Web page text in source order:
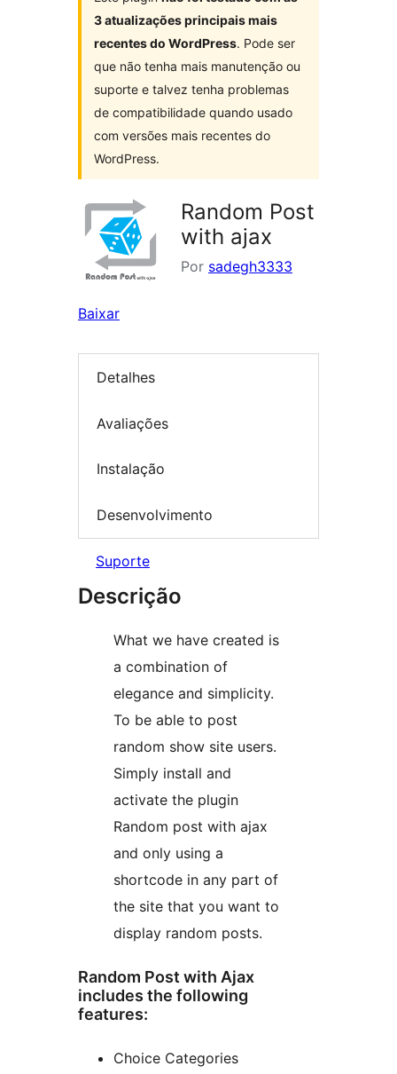
3 atualizações principais mais
recentes do WordPress. Pode ser
que não tenha mais manutenção ou
suporte e talvez tenha problemas
de compatibilidade quando usado
com versões mais recentes do
WordPress.
Random Post
with ajax
Por sadegh3333
Baixar
Detalhes
Avaliações
Instalação
Desenvolvimento
Suporte
Descrição
What we have created is
a combination of
elegance and simplicity.
To be able to post
random show site users.
Simply install and
activate the plugin
Random post with ajax
and only using a
shortcode in any part of
the site that you want to
display random posts.
Random Post with Ajax
includes the following
features:
Choice Categories